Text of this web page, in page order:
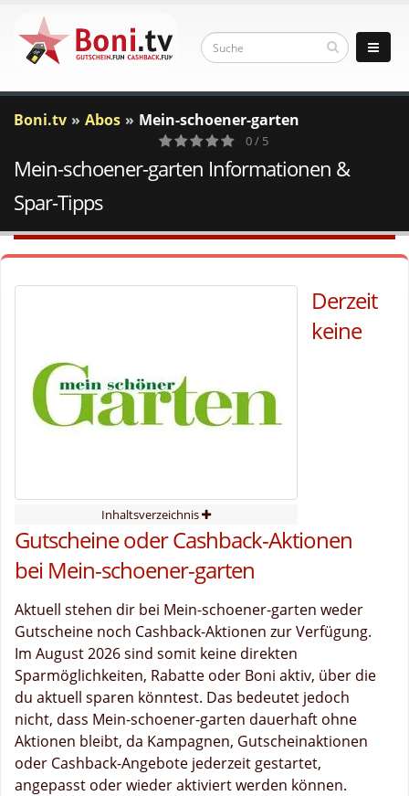
Boni.tv Abos Mein-schoener-garten
0
Votes
0 / 5
Mein-schoener-garten Informationen &
Spar-Tipps
Inhaltsverzeichnis
Derzeit
keine
Gutscheine oder Cashback-Aktionen
bei Mein-schoener-garten
Aktuell stehen dir bei Mein-schoener-garten weder
Gutscheine noch Cashback-Aktionen zur Verfügung.
Im August 2026 sind somit keine direkten
Sparmöglichkeiten, Rabatte oder Boni aktiv, über die
du aktuell sparen könntest. Das bedeutet jedoch
nicht, dass Mein-schoener-garten dauerhaft ohne
Aktionen bleibt, da Kampagnen, Gutscheinaktionen
oder Cashback-Angebote jederzeit gestartet,
angepasst oder wieder aktiviert werden können.